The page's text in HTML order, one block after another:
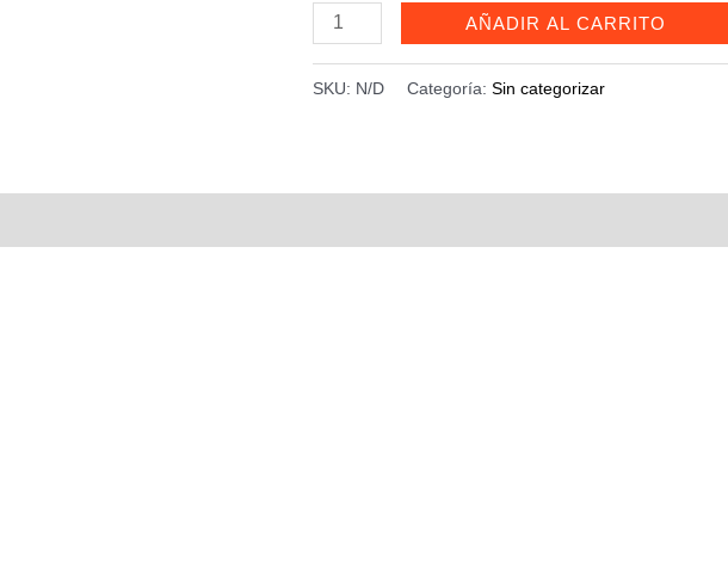
Esmaltes
coleccion
AÑADIR AL CARRITO
SKU: N/D Categoría: Sin categorizar